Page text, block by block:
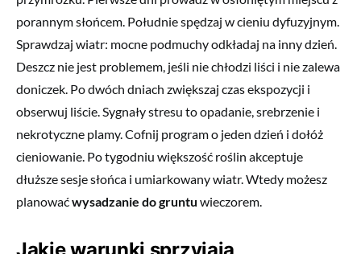
porannym słońcem. Południe spędzaj w cieniu dyfuzyjnym.
Sprawdzaj wiatr: mocne podmuchy odkładaj na inny dzień.
Deszcz nie jest problemem, jeśli nie chłodzi liści i nie zalewa
doniczek. Po dwóch dniach zwiększaj czas ekspozycji i
obserwuj liście. Sygnały stresu to opadanie, srebrzenie i
nekrotyczne plamy. Cofnij program o jeden dzień i dołóż
cieniowanie. Po tygodniu większość roślin akceptuje
dłuższe sesje słońca i umiarkowany wiatr. Wtedy możesz
planowaćwysadzanie do gruntu wieczorem.